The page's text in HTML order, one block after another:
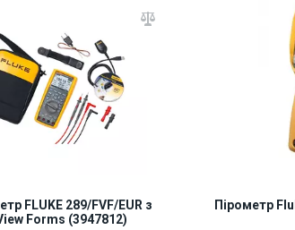
FLUKE 289/FVF/EUR з
Forms (3947812)
Пірометр